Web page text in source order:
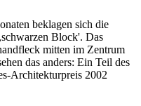
beklagen sich die
Block'. Das
mitten im Zentrum
das anders: Ein Teil des
Architekturpreis 2002